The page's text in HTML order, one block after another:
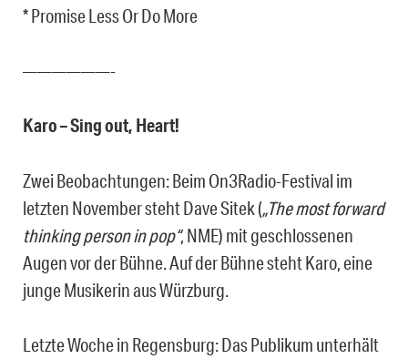
* Promise Less Or Do More
——————-
Karo – Sing out, Heart!
Zwei Beobachtungen: Beim On3Radio-Festival im
letzten November steht Dave Sitek („The most forward
thinking person in pop“, NME) mit geschlossenen
Augen vor der Bühne. Auf der Bühne steht Karo, eine
junge Musikerin aus Würzburg.
Letzte Woche in Regensburg: Das Publikum unterhält